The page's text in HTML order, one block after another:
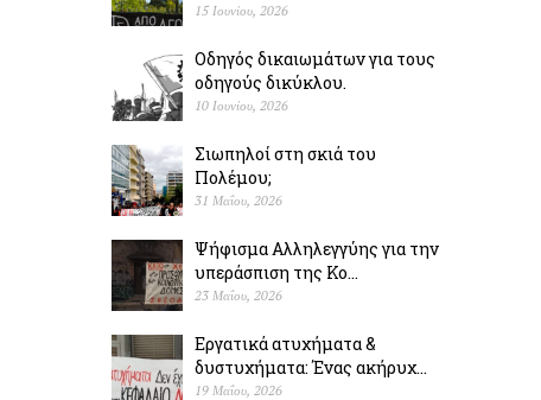
15 Ιουνίου, 2026
Οδηγός δικαιωμάτων για τους
οδηγούς δικύκλου.
10 Ιουνίου, 2026
Σιωπηλοί στη σκιά του
Πολέµου;
31 Μαΐου, 2026
Ψήφισμα Αλληλεγγύης για την
υπεράσπιση της Κο...
23 Μαΐου, 2026
Εργατικά ατυχήματα &
δυστυχήµατα: Ένας ακήρυχ...
19 Μαΐου, 2026